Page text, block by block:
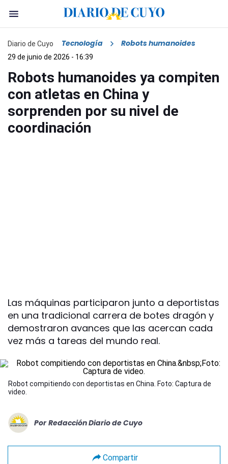
Diario de Cuyo Tecnología Robots humanoides
29 de junio de 2026 - 16:39
Robots humanoides ya compiten
con atletas en China y
sorprenden por su nivel de
coordinación
Las máquinas participaron junto a deportistas
en una tradicional carrera de botes dragón y
demostraron avances que las acercan cada
vez más a tareas del mundo real.
Robot compitiendo con deportistas en China. Foto: Captura de
video.
Por Redacción Diario de Cuyo
Compartir